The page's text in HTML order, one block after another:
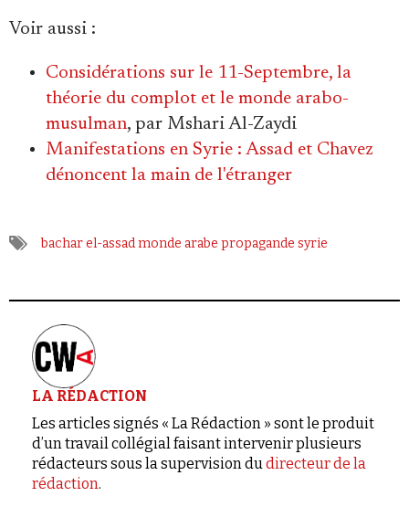
Voir aussi :
Considérations sur le 11-Septembre, la
théorie du complot et le monde arabo-
musulman, par Mshari Al-Zaydi
Manifestations en Syrie : Assad et Chavez
dénoncent la main de l'étranger
bachar el-assadmonde arabe propagande syrie
LA RÉDACTION
Les articles signés « La Rédaction » sont le produit
d’un travail collégial faisant intervenir plusieurs
rédacteurs sous la supervision dudirecteur de la
rédaction.